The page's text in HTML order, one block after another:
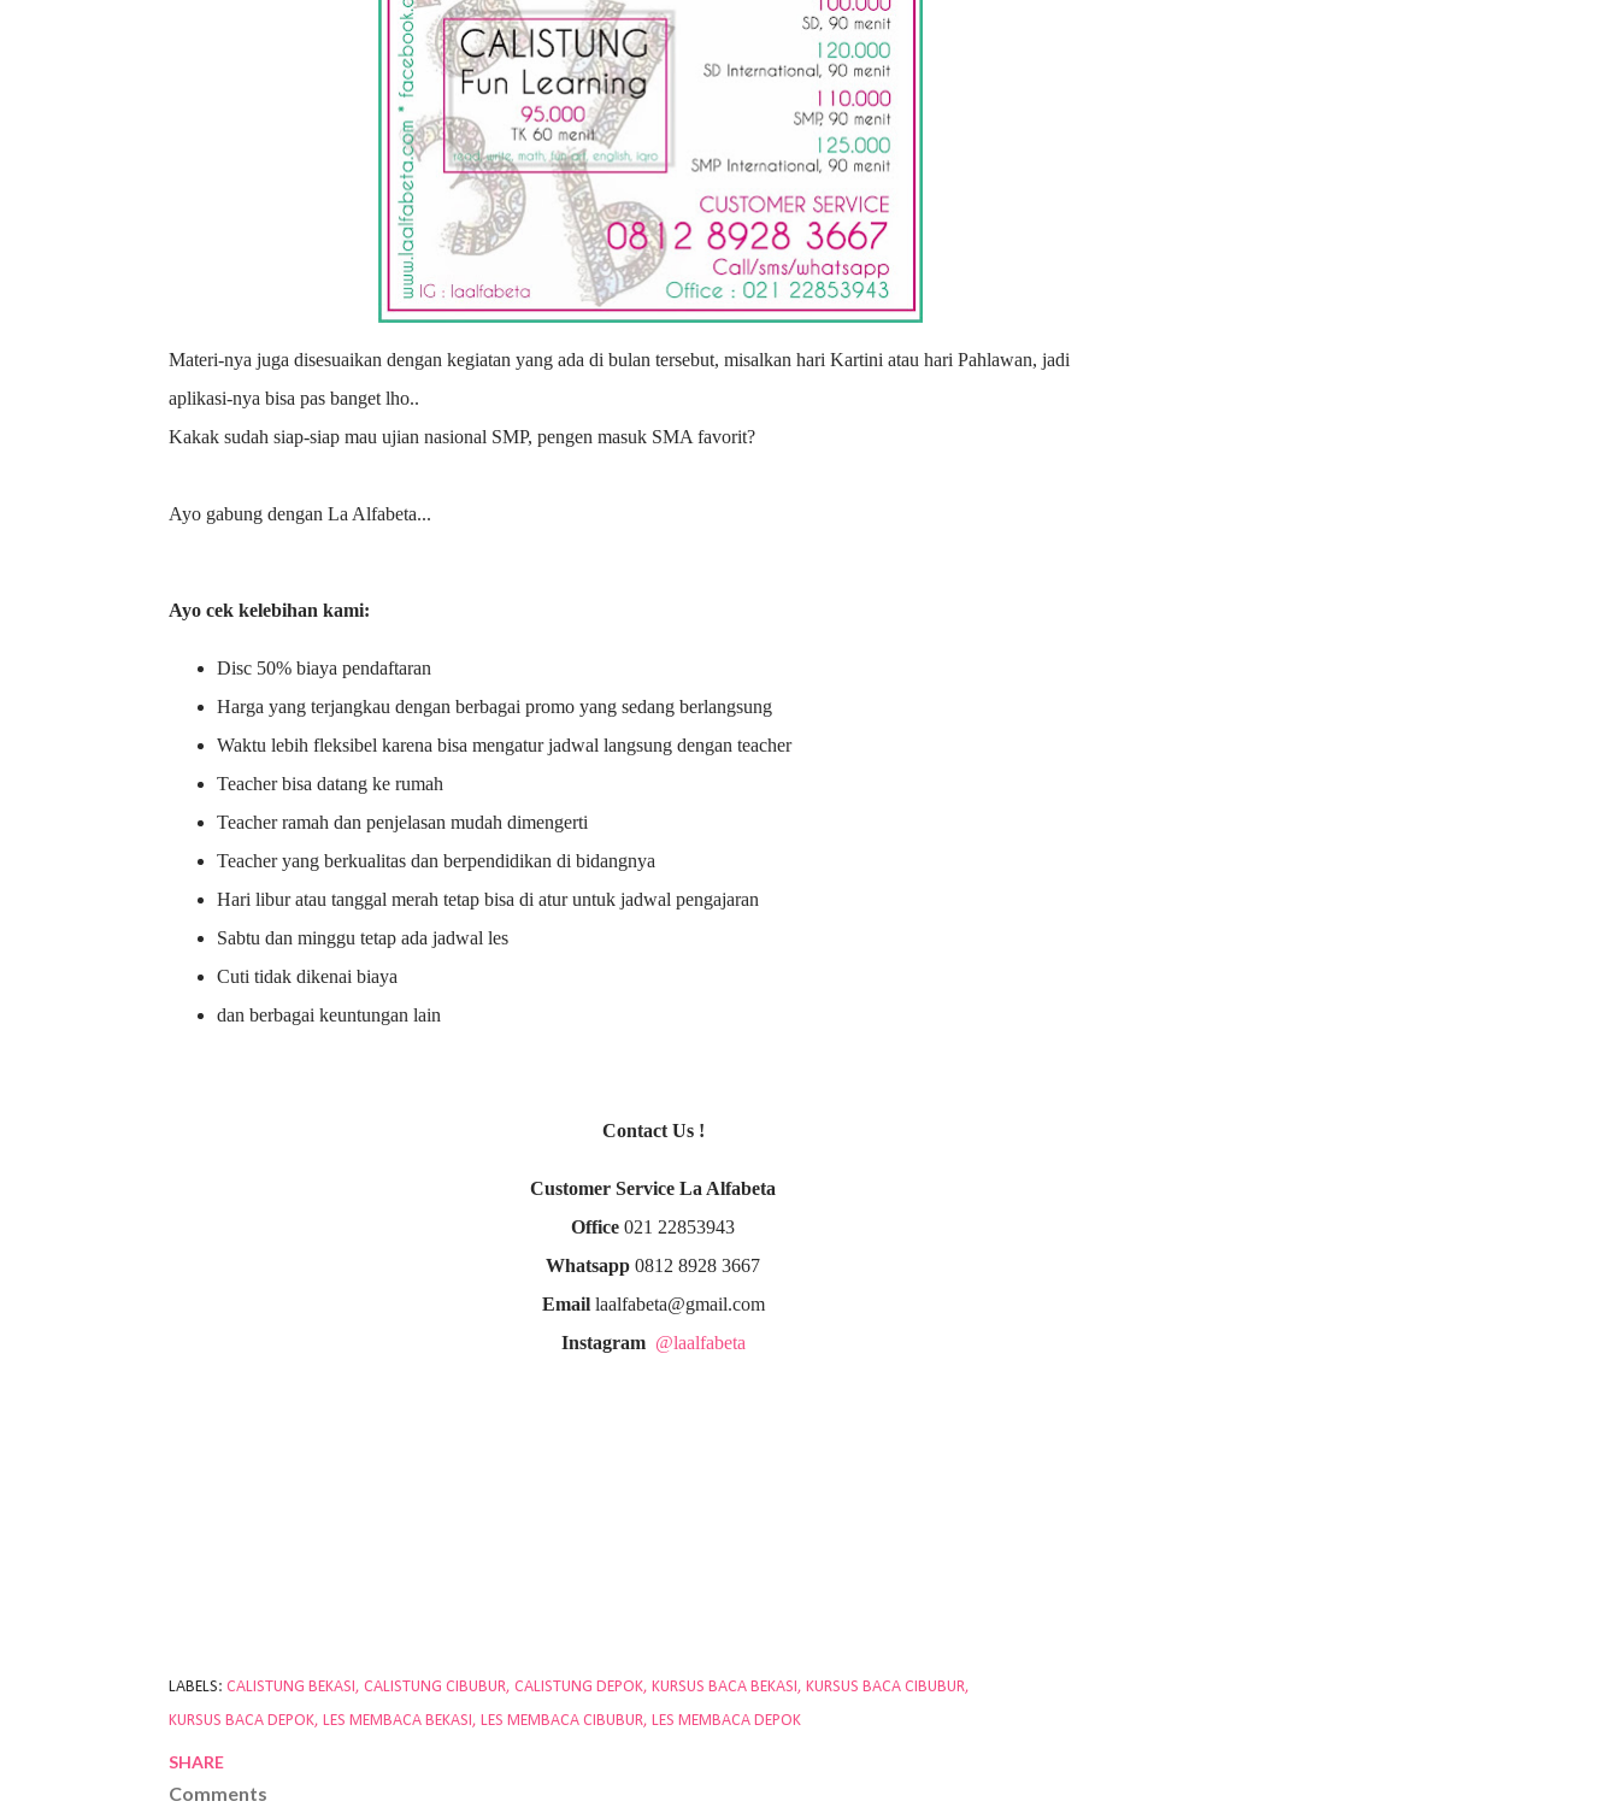
Materi-nya juga disesuaikan dengan kegiatan yang ada di bulan tersebut, misalkan hari Kartini atau hari Pahlawan, jadi
aplikasi-nya bisa pas banget lho..
Kakak sudah siap-siap mau ujian nasional SMP, pengen masuk SMA favorit?
Ayo gabung dengan La Alfabeta...
Ayo cek kelebihan kami:
Disc 50% biaya pendaftaran
Harga yang terjangkau dengan berbagai promo yang sedang berlangsung
Waktu lebih fleksibel karena bisa mengatur jadwal langsung dengan teacher
Teacher bisa datang ke rumah
Teacher ramah dan penjelasan mudah dimengerti
Teacher yang berkualitas dan berpendidikan di bidangnya
Hari libur atau tanggal merah tetap bisa di atur untuk jadwal pengajaran
Sabtu dan minggu tetap ada jadwal les
Cuti tidak dikenai biaya
dan berbagai keuntungan lain
Contact Us !
Customer Service La Alfabeta
Office 021 22853943
Whatsapp 0812 8928 3667
Emaillaalfabeta@gmail.com
Instagram @laalfabeta
LABELS: CALISTUNG BEKASI CALISTUNG CIBUBUR CALISTUNG DEPOK KURSUS BACA BEKASI KURSUS BACA CIBUBUR
KURSUS BACA DEPOK LES MEMBACA BEKASI LES MEMBACA CIBUBUR LES MEMBACA DEPOK
SHARE
Comments